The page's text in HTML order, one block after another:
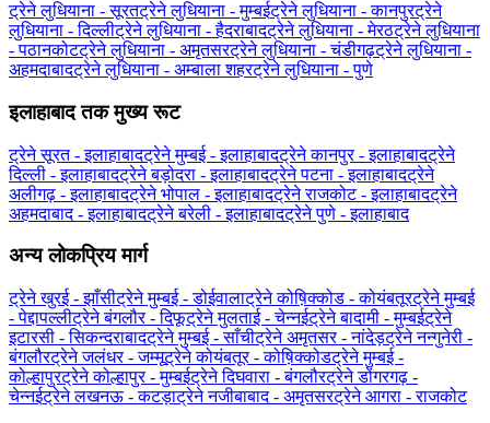
ट्रेने लुधियाना - सूरतट्रेने लुधियाना - मुम्बईट्रेने लुधियाना - कानपुरट्रेने
लुधियाना - दिल्लीट्रेने लुधियाना - हैदराबादट्रेने लुधियाना - मेरठट्रेने लुधियाना
- पठानकोटट्रेने लुधियाना - अमृतसरट्रेने लुधियाना - चंडीगढ़ट्रेने लुधियाना -
अहमदाबादट्रेने लुधियाना - अम्बाला शहरट्रेने लुधियाना - पुणे
इलाहाबाद तक मुख्य रूट
ट्रेने सूरत - इलाहाबादट्रेने मुम्बई - इलाहाबादट्रेने कानपुर - इलाहाबादट्रेने
दिल्ली - इलाहाबादट्रेने बड़ोदरा - इलाहाबादट्रेने पटना - इलाहाबादट्रेने
अलीगढ़ - इलाहाबादट्रेने भोपाल - इलाहाबादट्रेने राजकोट - इलाहाबादट्रेने
अहमदाबाद - इलाहाबादट्रेने बरेली - इलाहाबादट्रेने पुणे - इलाहाबाद
अन्य लोकप्रिय मार्ग
ट्रेने खुरई - झाँसीट्रेने मुम्बई - डोईवालाट्रेने कोष़िक्कोड - कोयंबतूरट्रेने मुम्बई
- पेद्दापल्लीट्रेने बंगलौर - दिफूट्रेने मुलताई - चेन्नईट्रेने बादामी - मुम्बईट्रेने
इटारसी - सिकन्दराबादट्रेने मुम्बई - साँचीट्रेने अमृतसर - नांदेड़ट्रेने नन्गुनेरी -
बंगलौरट्रेने जलंधर - जम्मूट्रेने कोयंबतूर - कोष़िक्कोडट्रेने मुम्बई -
कोल्हापुरट्रेने कोल्हापुर - मुम्बईट्रेने दिघवारा - बंगलौरट्रेने डोंगरगढ़ -
चेन्नईट्रेने लखनऊ - कटड़ाट्रेने नजीबाबाद - अमृतसरट्रेने आगरा - राजकोट